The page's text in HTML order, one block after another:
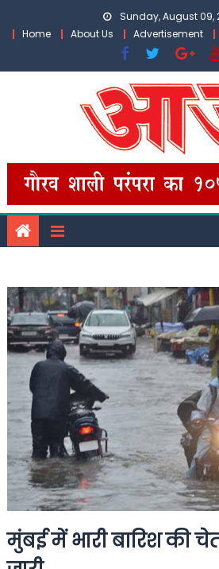
Sunday, August 09,
Home
About Us Advertisement
मुंबई में भारी बारिश की